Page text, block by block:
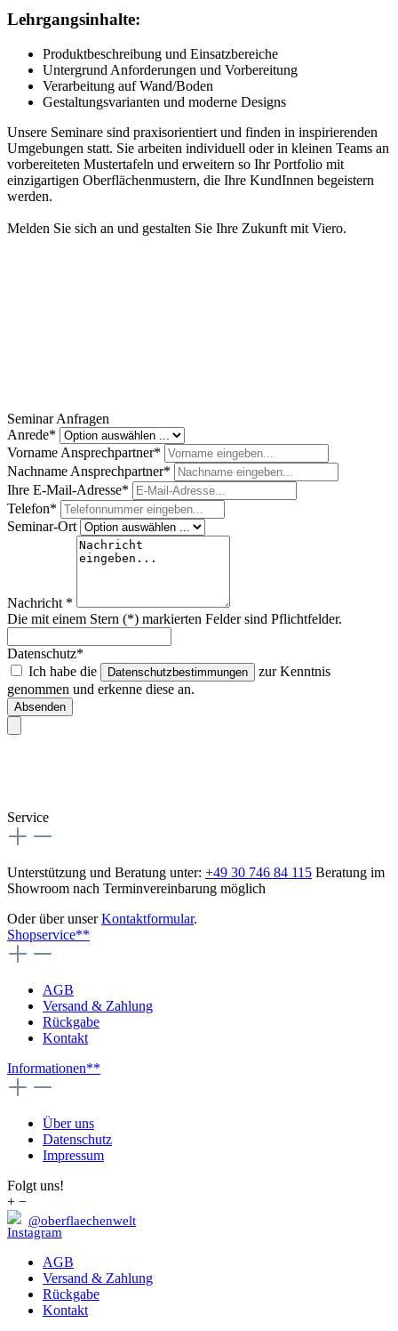
Lehrgangsinhalte:
Produktbeschreibung und Einsatzbereiche
Untergrund Anforderungen und Vorbereitung
Verarbeitung auf Wand/Boden
Gestaltungsvarianten und moderne Designs
Unsere Seminare sind praxisorientiert und finden in inspirierenden
Umgebungen statt. Sie arbeiten individuell oder in kleinen Teams an
vorbereiteten Mustertafeln und erweitern so Ihr Portfolio mit
einzigartigen Oberflächenmustern, die Ihre KundInnen begeistern
werden.
Melden Sie sich an und gestalten Sie Ihre Zukunft mit Viero.
Seminar Anfragen
Anrede*
Vorname Ansprechpartner*
Nachname Ansprechpartner*
Ihre E-Mail-Adresse*
Telefon*
Seminar-Ort
Nachricht *
Die mit einem Stern (*) markierten Felder sind Pflichtfelder.
Datenschutz*
Ich habe die
Datenschutzbestimmungen
zur Kenntnis
genommen und erkenne diese an.
Absenden
Service
Unterstützung und Beratung unter: +49 30 746 84 115 Beratung im
Showroom nach Terminvereinbarung möglich
Oder über unserKontaktformular.
Shopservice**
AGB
Versand & Zahlung
Rückgabe
Kontakt
Informationen**
Über uns
Datenschutz
Impressum
Folgt uns!
+ −
@oberflaechenwelt
AGB
Versand & Zahlung
Rückgabe
Kontakt